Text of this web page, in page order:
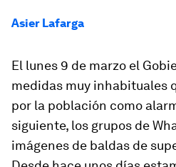
Asier Lafarga
El lunes 9 de marzo el
medidas muy inhabituales
por la población como
siguiente, los grupos de
imágenes de baldas de